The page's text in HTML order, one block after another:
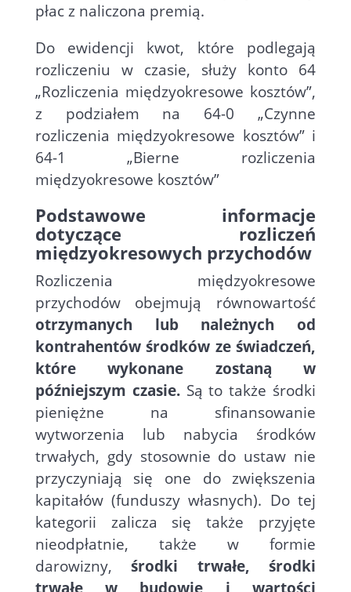
płac z naliczona premią.
Do ewidencji kwot, które podlegają
rozliczeniu w czasie, służy konto 64
„Rozliczenia międzyokresowe kosztów”,
z podziałem na 64-0 „Czynne
rozliczenia międzyokresowe kosztów” i
64-1 „Bierne rozliczenia
międzyokresowe kosztów”
Podstawowe informacje
dotyczące rozliczeń
międzyokresowych przychodów
Rozliczenia międzyokresowe
przychodów obejmują równowartość
otrzymanych lub należnych od
kontrahentów środków ze świadczeń,
które wykonane zostaną w
późniejszym czasie.Są to także środki
pieniężne na sfinansowanie
wytworzenia lub nabycia środków
trwałych, gdy stosownie do ustaw nie
przyczyniają się one do zwiększenia
kapitałów (funduszy własnych). Do tej
kategorii zalicza się także przyjęte
nieodpłatnie, także w formie
darowizny,środki trwałe, środki